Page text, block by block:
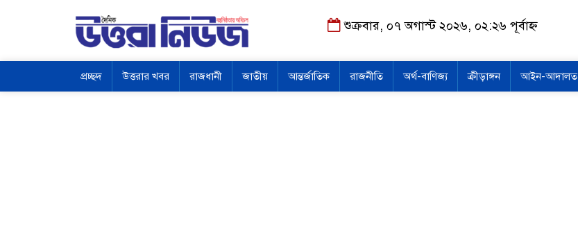
শুক্রবার, ০৭ অগাস্ট ২০২৬, ০২:২৬ পূর্বাহ্ন
প্রচ্ছদ উত্তরার খবর রাজধানী জাতীয় আন্তর্জাতিক রাজনীতি অর্থ-বাণিজ্য ক্রীড়াঙ্গন আইন-আদালত